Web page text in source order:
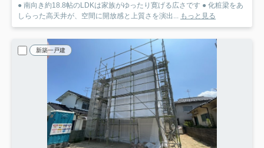
● 南向き約18.8帖のLDKは家族がゆったり寛げる広さです ● 化粧梁をあ
しらった高天井が、空間に開放感と上質さを演出...
もっと見る
新築一戸建